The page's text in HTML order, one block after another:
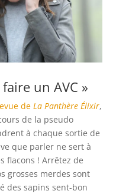
un AVC »
de La Panthère Élixir,
de la pseudo
à chaque sortie de
que parler ne sert à
flacons ! Arrêtez de
grosses merdes sont
des sapins sent-bon